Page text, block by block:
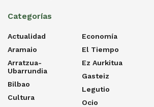
Categorías
Actualidad
Aramaio
Arratzua-
Ubarrundia
Bilbao
Cultura
Economía
El Tiempo
Ez Aurkitua
Gasteiz
Legutio
Ocio